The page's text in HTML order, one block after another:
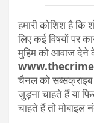
हमारी कोशिश है कि
लिए कई विषयों पर
मुहिम को आवाज देने
चैनल को
जुड़ना चाहते हैं या
चाहते हैं तो मोबाइल